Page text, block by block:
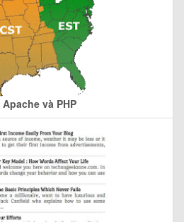
và PHP